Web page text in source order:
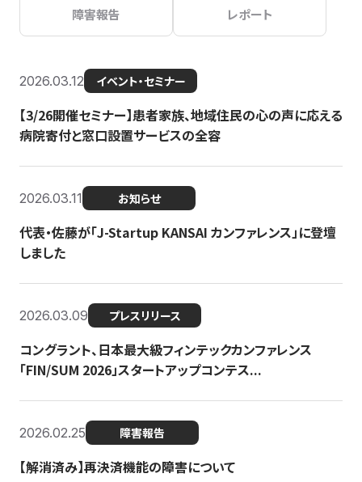
障害報告 レポート
2026.03.12 イベント・セミナー
【3/26開催セミナー】患者家族、地域住民の心の声に応える
病院寄付と窓口設置サービスの全容
2026.03.11 お知らせ
代表・佐藤が「J-Startup KANSAI カンファレンス」に登壇
しました
2026.03.09 プレスリリース
コングラント、日本最大級フィンテックカンファレンス
「FIN/SUM 2026」スタートアップコンテス...
2026.02.25 障害報告
【解消済み】再決済機能の障害について